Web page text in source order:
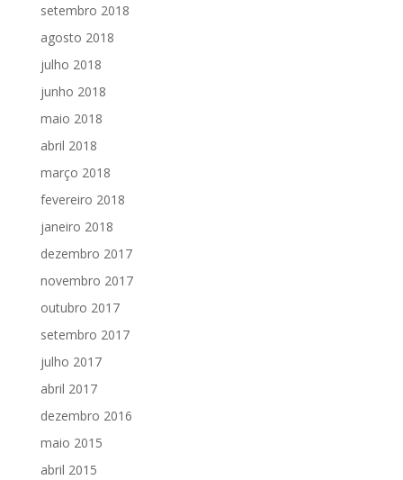
setembro 2018
agosto 2018
julho 2018
junho 2018
maio 2018
abril 2018
março 2018
fevereiro 2018
janeiro 2018
dezembro 2017
novembro 2017
outubro 2017
setembro 2017
julho 2017
abril 2017
dezembro 2016
maio 2015
abril 2015